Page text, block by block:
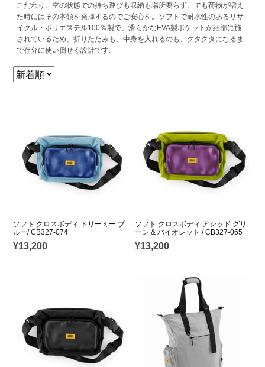
こだわり、空の状態での持ち運びも収納も場所要らず、でも荷物が増え
た時にはその本領を発揮するのでご安心を。ソフトで耐水性のあるリサ
イクル・ポリエステル100％製で、滑らかなEVA製ポケットが細部に施
されているため、折りたたみも、中身を入れるのも、クタクタになるま
で存分に使い倒せる設計です。
ソフト クロスボディ ドリーミー ブ
ルー/ CB327-074
¥13,200
ソフト クロスボディ アシッド グリ
ーン & バイオレット / CB327-065
¥13,200